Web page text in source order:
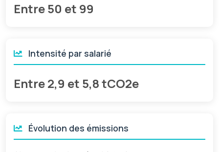
Entre 50 et 99
Intensité par salarié
Entre 2,9 et 5,8 tCO2e
Évolution des émissions